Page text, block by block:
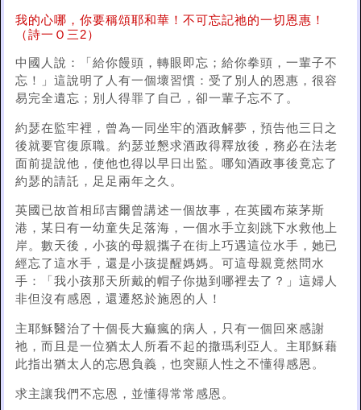
我的心哪，你要稱頌耶和華！不可忘記祂的一切恩惠！
（詩一Ｏ三2）
中國人說：「給你饅頭，轉眼即忘；給你拳頭，一輩子不
忘！」這說明了人有一個壞習慣：受了別人的恩惠，很容
易完全遺忘；別人得罪了自己，卻一輩子忘不了。
約瑟在監牢裡，曾為一同坐牢的酒政解夢，預告他三日之
後就要官復原職。約瑟並懇求酒政得釋放後，務必在法老
面前提說他，使他也得以早日出監。哪知酒政事後竟忘了
約瑟的請託，足足兩年之久。
英國已故首相邱吉爾曾講述一個故事，在英國布萊茅斯
港，某日有一幼童失足落海，一個水手立刻跳下水救他上
岸。數天後，小孩的母親攜子在街上巧遇這位水手，她已
經忘了這水手，還是小孩提醒媽媽。可這母親竟然問水
手：「我小孩那天所戴的帽子你拋到哪裡去了？」這婦人
非但沒有感恩，還遷怒於施恩的人！
主耶穌醫治了十個長大痲瘋的病人，只有一個回來感謝
祂，而且是一位猶太人所看不起的撒瑪利亞人。主耶穌藉
此指出猶太人的忘恩負義，也突顯人性之不懂得感恩。
求主讓我們不忘恩，並懂得常常感恩。